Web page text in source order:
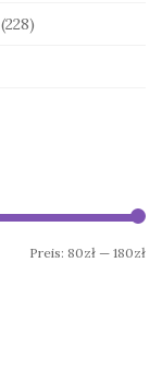
(228)
Preis: 80zł — 180zł